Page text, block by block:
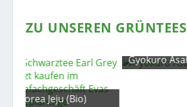
ZU UNSEREN GRÜNTEES
Gyokuro Asahi